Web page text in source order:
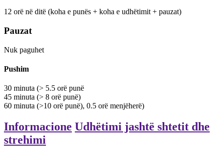
12 orë në ditë (koha e punës + koha e udhëtimit + pauzat)
Pauzat
Nuk paguhet
Pushim
30 minuta (> 5.5 orë punë
45 minuta (> 8 orë punë)
60 minuta (>10 orë punë), 0.5 orë menjëherë)
Informacione Udhëtimi jashtë shtetit dhe
strehimi